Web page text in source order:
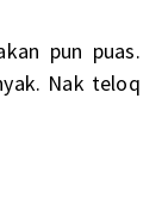
pun puas.
Nak teloq